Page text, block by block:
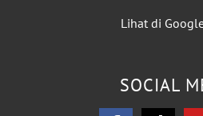
Lihat di
SOCIAL